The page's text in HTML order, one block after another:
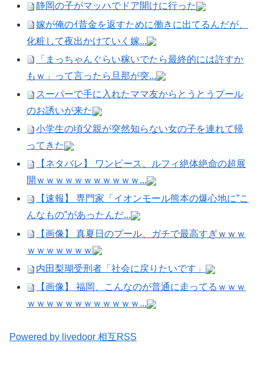
静岡の子がマッハでドア開けに行った
嫁が俺のｲ昔金を返すために働きに出てるんだが、
化粧して夜出かけていく嫁...
「まっちゃんぐらい稼いでたら最終的には許すか
もｗ」って言ったら旦那が突...
スーパーで手に入れたママ友からとうとうプール
のお誘いが来た
小学生の頃父親が突然知らない女の子を連れて帰
ってきた
【ネタバレ】 ワンピース、ルフィ絶体絶命の超展
開ｗｗｗｗｗｗｗｗｗｗｗ...
【速報】 専門家「イオンモール熊本の爆心地に”こ
んなもの”があったんだ...
【画像】 真夏日のプール、ガチで最高すぎｗｗｗ
ｗｗｗｗｗｗｗ
内田梨瑚受刑者「社会に戻りたいです」
【画像】 福岡、こんなのが普通に走ってるｗｗｗ
ｗｗｗｗｗｗｗｗｗｗｗｗ...
Powered by livedoor 相互RSS